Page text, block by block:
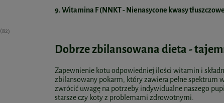
(82)
9. Witamina F (NNKT - Nienasycone kwasy
Dobrze zbilansowana dieta -
Zapewnienie kotu odpowiedniej ilości witamin i
zbilansowany pokarm, który zawiera pełne spektrum
zwrócić uwagę na potrzeby indywidualne naszego
starsze czy koty z problemami zdrowotnymi.